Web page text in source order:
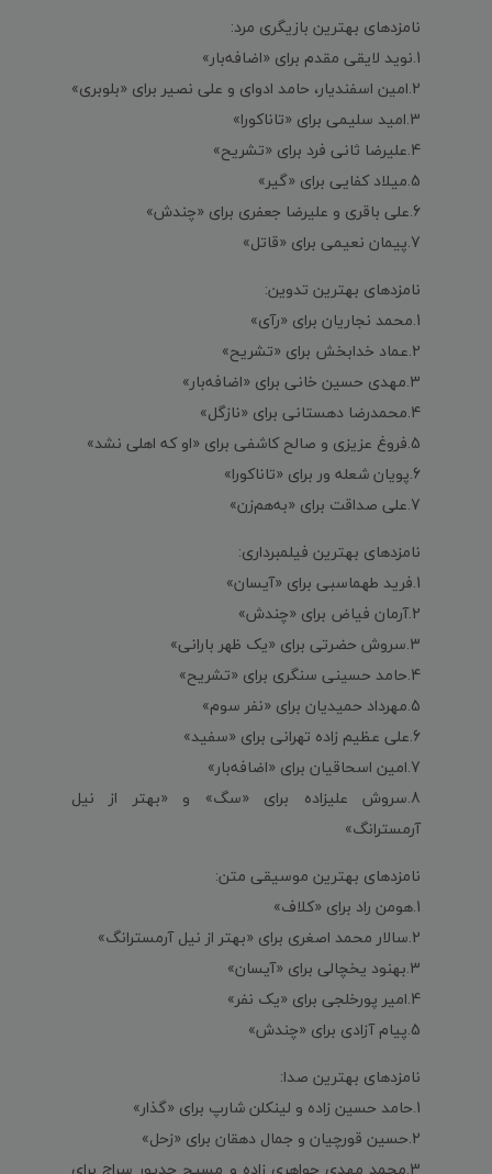
نامزدهای بهترین بازیگری مرد:
1.نوید لایقی مقدم برای «اضافه‌بار»
2.امین اسفندیار، حامد ادوای و علی نصیر برای «بلوبری»
3.امید سلیمی برای «تاناکورا»
4.علیرضا ثانی فرد برای «تشریح»
5.میلاد کفایی برای «گیر»
6.علی باقری و علیرضا جعفری برای «چندش»
7.پیمان نعیمی برای «قاتل»
نامزدهای بهترین تدوین:
1.محمد نجاریان برای «رآی»
2.عماد خدابخش برای «تشریح»
3.مهدی حسین خانی برای «اضافه‌بار»
4.محمدرضا دهستانی برای «نازگل»
5.فروغ عزیزی و صالح کاشفی برای «او که اهلی نشد»
6.پویان شعله ور برای «تاناکورا»
7.علی صداقت برای «به‌هم‌زن»
نامزدهای بهترین فیلمبرداری:
1.فرید طهماسبی برای «آیسان»
2.آرمان فیاض برای «چندش»
3.سروش حضرتی برای «یک ظهر بارانی»
4.حامد حسینی سنگری برای «تشریح»
5.مهرداد حمیدیان برای «نفر سوم»
6.علی عظیم زاده تهرانی برای «سفید»
7.امین اسحاقیان برای «اضافه‌بار»
8.سروش علیزاده برای «سگ» و «بهتر از نیل
آرمسترانگ»
نامزدهای بهترین موسیقی متن:
1.هومن راد برای «کلاف»
2.سالار محمد اصغری برای «بهتر از نیل آرمسترانگ»
3.بهنود یخچالی برای «آیسان»
4.امیر پورخلجی برای «یک نفر»
5.پیام آزادی برای «چندش»
نامزدهای بهترین صدا:
1.حامد حسین زاده و لینکلن شارپ برای «گذار»
2.حسین قورچیان و جمال دهقان برای «زحل»